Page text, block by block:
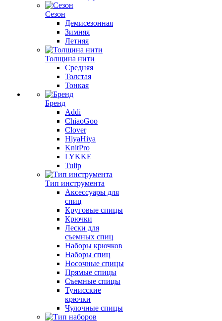
Сезон
Демисезонная
Зимняя
Летняя
Толщина нити
Средняя
Толстая
Тонкая
Бренд
Addi
ChiaoGoo
Clover
HiyaHiya
KnitPro
LYKKE
Tulip
Тип инструмента
Аксессуары для
спиц
Круговые спицы
Крючки
Лески для
съемных спиц
Наборы крючков
Наборы спиц
Носочные спицы
Прямые спицы
Съемные спицы
Тунисские
крючки
Чулочные спицы